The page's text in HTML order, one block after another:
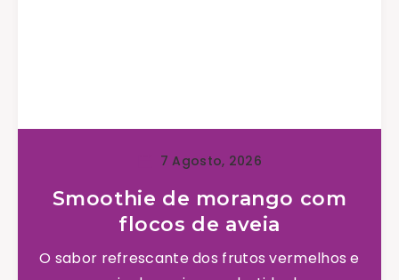
7 Agosto, 2026
Smoothie de morango com
flocos de aveia
O sabor refrescante dos frutos vermelhos e